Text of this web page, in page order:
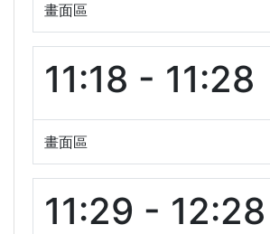
畫面區
11:18 - 11:28
畫面區
11:29 - 12:28